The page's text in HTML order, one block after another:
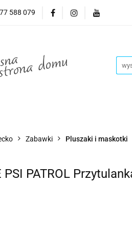
588 079
O nas Informacje
Zabawki Pluszaki i maskotki
PSI PATROL